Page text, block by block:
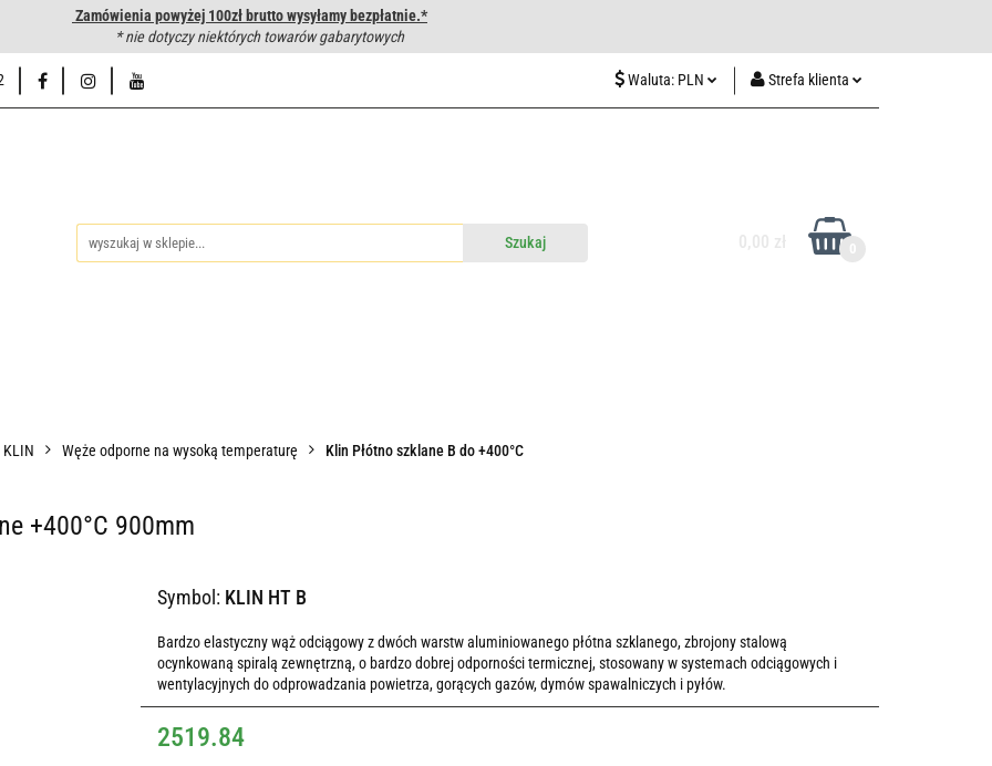
Zamówienia powyżej 100zł brutto wysyłamy bezpłatnie.*
* nie dotyczy niektórych towarów gabarytowych
Waluta: PLN Strefa klienta
węży hydraulicznych Hurtownia Napisz do nas
KLIN Węże odporne na wysoką temperaturę Klin Płótno szklane B do +400°C
+400°C 900mm
Symbol: KLIN HT B
Bardzo elastyczny wąż odciągowy z dwóch warstw aluminiowanego płótna szklanego, zbrojony stalową
ocynkowaną spiralą zewnętrzną, o bardzo dobrej odporności termicznej, stosowany w systemach odciągowych i
wentylacyjnych do odprowadzania powietrza, gorących gazów, dymów spawalniczych i pyłów.
2519.84